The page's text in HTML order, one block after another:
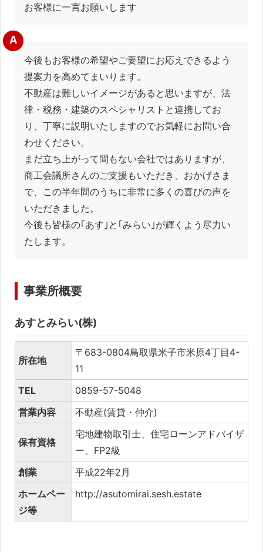
お客様に一言お願いします
A
今後もお客様の希望やご要望にお応えできるよう
提案力を高めてまいります。
不動産は難しいイメージがあると思いますが、法
律・税務・建築のスペシャリストと連携してお
り、丁寧に説明いたしますのでお気軽にお問い合
わせください。
まだ立ち上がって間もない会社ではありますが、
商工会議所さんのご支援もいただき、おかげさま
で、この半年間のうちに非常に多くの喜びの声を
いただきました。
今後も皆様の｢あす｣と｢みらい｣が輝くよう尽力い
たします。
事業所概要
あすとみらい(株)
所在地
〒683-0804鳥取県米子市米原4丁目4-
11
TEL
0859-57-5048
営業内容
不動産(賃貸・仲介)
保有資格
宅地建物取引士、住宅ローンアドバイザ
ー、FP2級
創業
平成22年2月
ホームペー
ジ等
http://asutomirai.sesh.estate